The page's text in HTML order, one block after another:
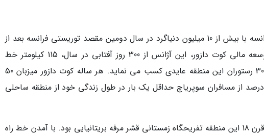
فرنچ ریویرا (یا کوت دازور) در جنوب شرقی فرانسه با بیش از 10 میلیون دنیاگرد در سال دومین مقصد توریستی فرانسه بعد از
منطقه پاریس است. بر اساس آمار آژانس توسعه مالی کوت دازور، این آژانس از 300 روز آفتابی در سال، 115 کیلومتر خط
ساحلی، 18 زمین گلف، 14 پیست اسکی و 3000 رستوران این منطقه عایدی کسب می نماید. هر ساله کوت دازور میزبان 50
درصد از مسافران کشتی سوپریاچ است و 90 درصد از مسافران سوپریاچ حداقل یک بار در طول زندگی خود از منطقه ساحلی
منطقه ساحلی فرنچ ریویرا در فرانسه در اواخر قرن 18 این منطقه تفریحگاه زمستانی قشر مرفه بریتانیایی بود. با آمدن خط راه